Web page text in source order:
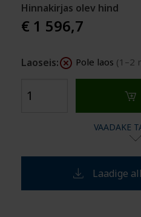
Hinnakirjas olev hind
€ 1 596,7
Laoseis: Pole laos (1–2
VAADAKE
Laadige